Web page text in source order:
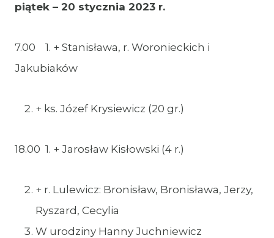
piątek – 20 stycznia 2023 r.
7.00 1. + Stanisława, r. Woronieckich i
Jakubiaków
+ ks. Józef Krysiewicz (20 gr.)
18.00 1. + Jarosław Kisłowski (4 r.)
+ r. Lulewicz: Bronisław, Bronisława, Jerzy,
Ryszard, Cecylia
W urodziny Hanny Juchniewicz